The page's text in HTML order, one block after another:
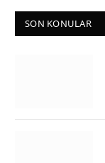
SON KONULAR